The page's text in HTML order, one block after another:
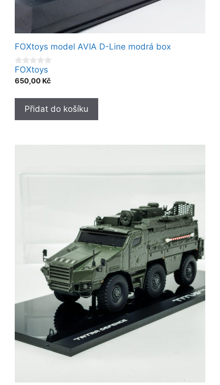
FOXtoys model AVIA D-Line modrá box
0
o
u
o
FOXtoys
650,00 Kč
Přidat do košíku